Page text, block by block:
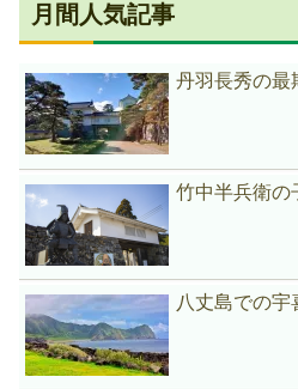
月間人気記事
丹羽長秀の最
竹中半兵衛の
八丈島での宇